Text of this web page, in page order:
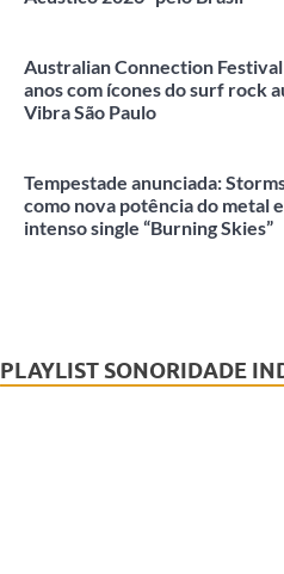
Australian Connection
anos com ícones do surf rock
Vibra São Paulo
Tempestade anunciada:
como nova potência do metal
intenso single “Burning Skies”
PLAYLIST SONORIDADE